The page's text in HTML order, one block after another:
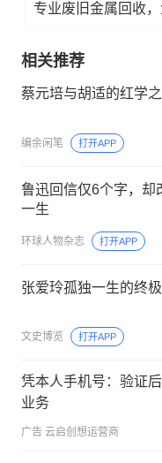
专业废旧金属回收
相关推荐
蔡元培与胡适的红学
编余闲笔 打开APP
鲁迅回信仅6个字，却
一生
环球人物杂志 打开APP
张爱玲孤独一生的终
文史博览 打开APP
凭本人手机号：验证
业务
广告 云启创想运营商